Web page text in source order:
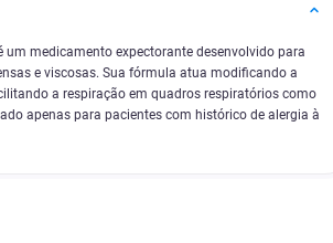
um medicamento expectorante desenvolvido para
e viscosas. Sua fórmula atua modificando a
a respiração em quadros respiratórios como
apenas para pacientes com histórico de alergia à